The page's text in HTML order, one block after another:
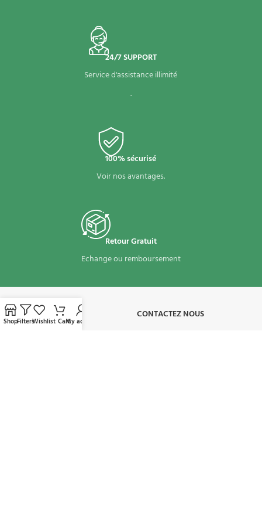
24/7 SUPPORT
Service d'assistance illimité
.
100% sécurisé
Voir nos avantages.
Retour Gratuit
Echange ou remboursement
À PROPOS​ CONTACTEZ NOUS
ShopFiltersWishlist CartMy account